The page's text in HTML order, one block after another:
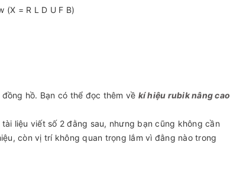
= R L D U F B)
hồ. Bạn có thể đọc thêm về kí hiệu rubik nâng cao
liệu viết số 2 đằng sau, nhưng bạn cũng không cần
còn vị trí không quan trọng lắm vì đằng nào trong